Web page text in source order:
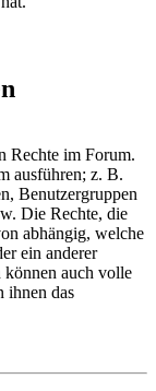
Rechte im Forum.
ausführen; z. B.
Benutzergruppen
Die Rechte, die
abhängig, welche
ein anderer
auch volle
ihnen das